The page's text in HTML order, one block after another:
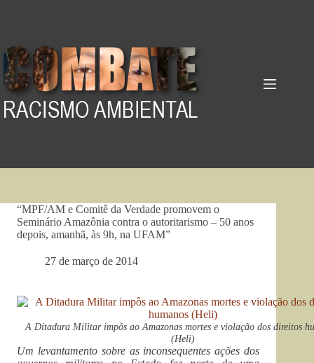
“MPF/AM e Comitê da Verdade promovem o
Seminário Amazônia contra o autoritarismo – 50 anos
depois, amanhã, às 9h, na UFAM”
27 de março de 2014
A Ditadura Militar impôs ao Amazonas mortes e violação dos direitos
(Heli)
Um levantamento sobre as inconsequentes ações dos